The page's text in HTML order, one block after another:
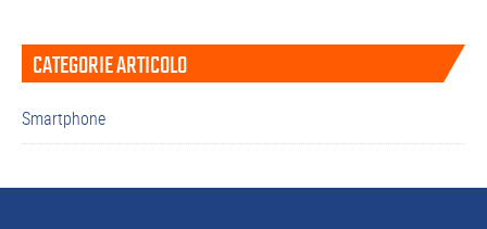
Barra
laterale
primaria
CATEGORIE ARTICOLO
Smartphone